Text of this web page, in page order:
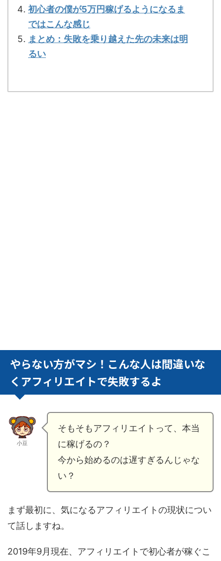
初心者の僕が5万円稼げるようになるま
ではこんな感じ
まとめ：失敗を乗り越えた先の未来は明
るい
やらない方がマシ！こんな人は間違いな
くアフィリエイトで失敗するよ
小豆
そもそもアフィリエイトって、本当
に稼げるの？
今から始めるのは遅すぎるんじゃな
い？
まず最初に、気になるアフィリエイトの現状につい
て話しますね。
2019年9月現在、アフィリエイトで初心者が稼ぐこ